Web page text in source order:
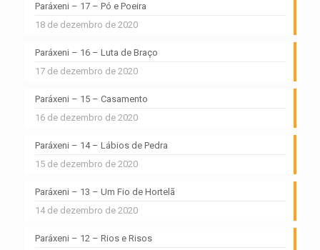
Paráxeni – 17 – Pó e Poeira
18 de dezembro de 2020
Paráxeni – 16 – Luta de Braço
17 de dezembro de 2020
Paráxeni – 15 – Casamento
16 de dezembro de 2020
Paráxeni – 14 – Lábios de Pedra
15 de dezembro de 2020
Paráxeni – 13 – Um Fio de Hortelã
14 de dezembro de 2020
Paráxeni – 12 – Rios e Risos